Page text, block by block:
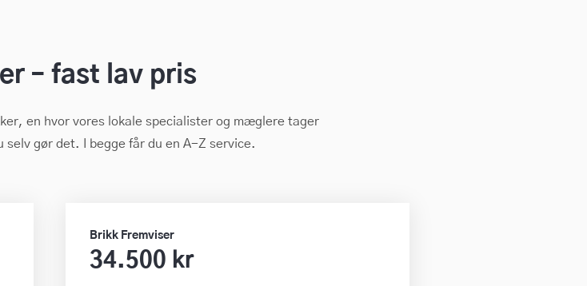
– fast lav pris
en hvor vores lokale specialister og mæglere tager
selv gør det. I begge får du en A-Z service.
Brikk Fremviser
34.500 kr